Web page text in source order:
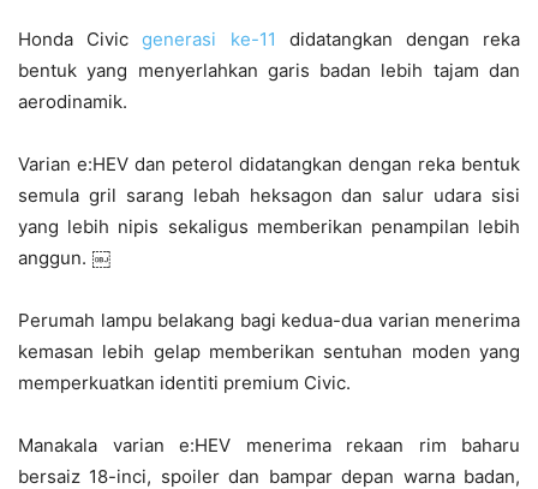
Honda Civicgenerasi ke-11 didatangkan dengan reka
bentuk yang menyerlahkan garis badan lebih tajam dan
aerodinamik.
Varian e:HEV dan peterol didatangkan dengan reka bentuk
semula gril sarang lebah heksagon dan salur udara sisi
yang lebih nipis sekaligus memberikan penampilan lebih
anggun. ￼
Perumah lampu belakang bagi kedua-dua varian menerima
kemasan lebih gelap memberikan sentuhan moden yang
memperkuatkan identiti premium Civic.
Manakala varian e:HEV menerima rekaan rim baharu
bersaiz 18-inci, spoiler dan bampar depan warna badan,